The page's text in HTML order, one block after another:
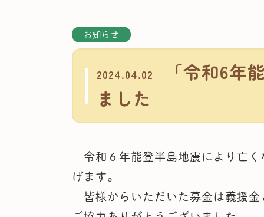
お知らせ
2024.04.02
「令和6
ました
令和６年能登半島地震により亡く
げます。
皆様からいただいた募金は義援金